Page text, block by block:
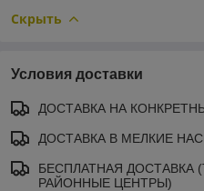
Скрыть
Условия доставки
ДОСТАВКА НА
ДОСТАВКА В МЕЛКИЕ
БЕСПЛАТНАЯ ДОСТАВКА
РАЙОННЫЕ ЦЕНТРЫ)